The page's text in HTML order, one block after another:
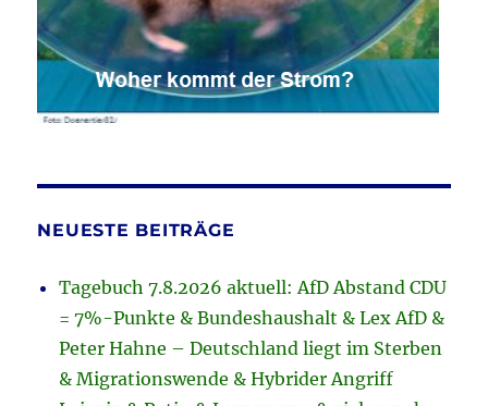
NEUESTE BEITRÄGE
Tagebuch 7.8.2026 aktuell: AfD Abstand CDU
= 7%-Punkte & Bundeshaushalt & Lex AfD &
Peter Hahne – Deutschland liegt im Sterben
& Migrationswende & Hybrider Angriff